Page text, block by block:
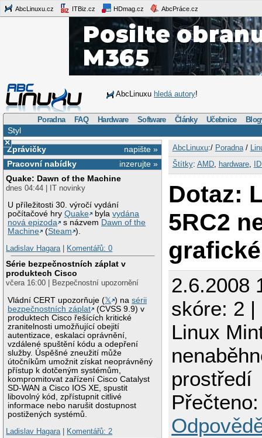
AbcLinuxu.cz ITBiz.cz HDmag.cz AbcPráce.cz
AbcLinuxu hledá autory!
Poradna FAQ Hardware Software Články Učebnice
Styl
×
napište »
Zprávičky
inzerujte »
Pracovní nabídky
Quake: Dawn of the Machine
dnes 04:44 | IT novinky
U příležitosti 30. výročí vydání
počítačové hryQuake bylavydána
nová epizoda
s názvem Dawn of the
Machine
(Steam ).
Ladislav Hagara| Komentářů: 0
Série bezpečnostních záplat v
produktech Cisco
včera 16:00 | Bezpečnostní upozornění
Vládní CERT upozorňuje (𝕏 ) nasérii
bezpečnostních záplat
(CVSS 9.9) v
produktech Cisco řešících kritické
zranitelnosti umožňující obejití
autentizace, eskalaci oprávnění,
vzdálené spuštění kódu a odepření
služby. Úspěšné zneužití může
útočníkům umožnit získat neoprávněný
přístup k dotčeným systémům,
kompromitovat zařízení Cisco Catalyst
SD-WAN a Cisco IOS XE, spustit
libovolný kód, zpřístupnit citlivé
informace nebo narušit dostupnost
postižených systémů.
Ladislav Hagara| Komentářů: 2
AbcLinuxu:/ Poradna/
Štítky: AMD, hardware,
Dotaz:
5RC2
2.6.2008
skóre: 2
Linux
prostředí